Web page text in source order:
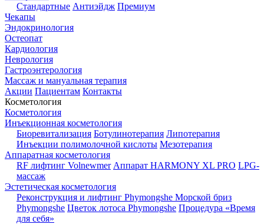
Стандартные Антиэйдж Премиум
Чекапы
Эндокринология
Остеопат
Кардиология
Неврология
Гастроэнтерология
Массаж и мануальная терапия
Акции Пациентам Контакты
Косметология
Косметология
Инъекционная косметология
Биоревитализация Ботулинотерапия Липотерапия
Инъекции полимолочной кислоты Мезотерапия
Аппаратная косметология
RF лифтинг Volnewmer Аппарат HARMONY XL PRO LPG-
массаж
Эстетическая косметология
Реконструкция и лифтинг Phymongshe Морской бриз
Phymongshe Цветок лотоса Phymongshe Процедура «Время
для себя»